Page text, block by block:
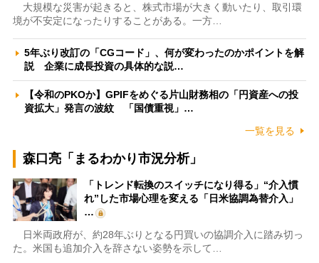
大規模な災害が起きると、株式市場が大きく動いたり、取引環
境が不安定になったりすることがある。一方…
5年ぶり改訂の「CGコード」、何が変わったのかポイントを解
説 企業に成長投資の具体的な説…
【令和のPKOか】GPIFをめぐる片山財務相の「円資産への投
資拡大」発言の波紋 「国債重視」…
一覧を見る
森口亮「まるわかり市況分析」
「トレンド転換のスイッチになり得る」“介入慣
れ”した市場心理を変える「日米協調為替介入」
…
日米両政府が、約28年ぶりとなる円買いの協調介入に踏み切っ
た。米国も追加介入を辞さない姿勢を示して…